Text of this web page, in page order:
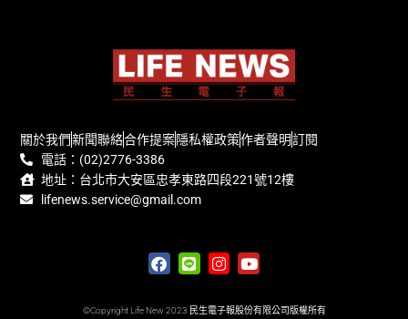
關於我們新聞聯絡合作提案隱私權政策作者聲明訂閱
電話：(02)2776-3386
地址：台北市大安區忠孝東路四段221號12樓
lifenews.service@gmail.com
©Copyright Life New 2023 民生電子報股份有限公司版權所有